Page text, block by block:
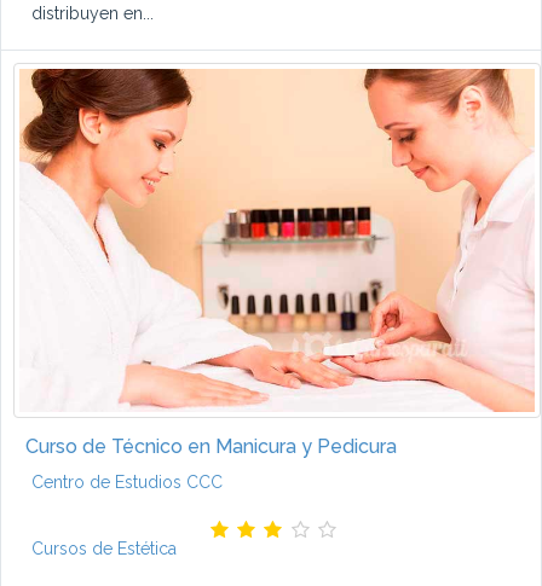
distribuyen en...
Curso de Técnico en Manicura y Pedicura
Centro de Estudios CCC
Cursos de Estética